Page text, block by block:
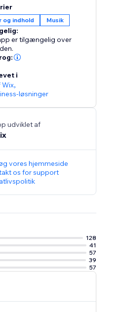
og indhold Musik
er tilgængelig over
i
Wix,
løsninger
udviklet af
vores hjemmeside
os for support
128
41
57
39
57